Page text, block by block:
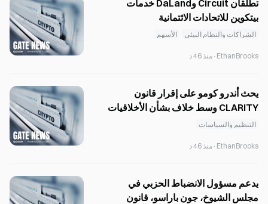
تطلقان Circuit وDaLand خدمات
بيتكوين للاتحادات الائتمانية
الشراكات والنظام البيئي الأسهم
EthanBrooks
· منذ 46 د
يحث أندرو كومو على إقرار قانون
CLARITY وسط خلاف بشأن الأخلاقيات
بين الحزبين
التنظيم والسياسات
EthanBrooks
· منذ 46 د
يدعم مسؤول الانضباط الحزبي في
مجلس الشيوخ، جون باراسو، قانون